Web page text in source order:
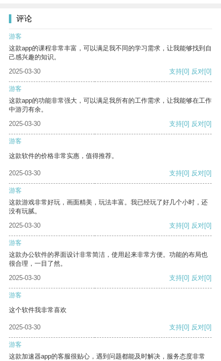
评论
游客
这款app的课程非常丰富，可以满足我不同的学习需求，让我能够找到自
己感兴趣的知识。
2025-03-30
支持[0] 反对[0]
游客
这款app的功能非常强大，可以满足我所有的工作需求，让我能够在工作
中游刃有余。
2025-03-30
支持[0] 反对[0]
游客
这款软件的价格非常实惠，值得推荐。
2025-03-30 支持[0] 反对[0]
游客
这款游戏非常好玩，画面精美，玩法丰富。我已经玩了好几个小时，还
没有玩腻。
2025-03-30
支持[0] 反对[0]
游客
这款办公软件的界面设计非常简洁，使用起来非常方便。功能的布局也
很合理，一目了然。
2025-03-30
支持[0] 反对[0]
游客
这个软件我非常喜欢
2025-03-30 支持[0] 反对[0]
游客
这款加速器app的客服很贴心，遇到问题都能及时解决，服务态度非常